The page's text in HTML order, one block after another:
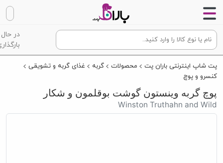
در حال
پت شاپ اینترنتی باران پت محصولات گربه
غذای گربه و تشویقی
کنسرو و پوچ
پوچ گربه وینستون گوشت بوقلمون و شکار
Winston Truthahn and Wild